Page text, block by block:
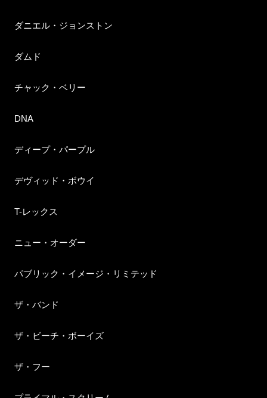
ダニエル・ジョンストン
ダムド
チャック・ベリー
DNA
ディープ・パープル
デヴィッド・ボウイ
T-レックス
ニュー・オーダー
パブリック・イメージ・リミテッド
ザ・バンド
ザ・ビーチ・ボーイズ
ザ・フー